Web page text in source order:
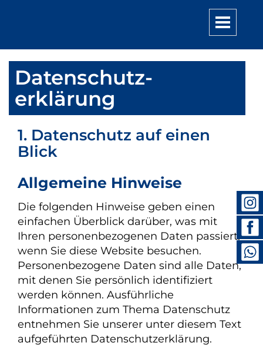
Toggle
Datenschutz­
erklärung
1. Datenschutz auf einen
Blick
Allgemeine Hinweise
Die folgenden Hinweise geben einen
einfachen Überblick darüber, was mit
Ihren personenbezogenen Daten passiert,
wenn Sie diese Website besuchen.
Personenbezogene Daten sind alle Daten,
mit denen Sie persönlich identifiziert
werden können. Ausführliche
Informationen zum Thema Datenschutz
entnehmen Sie unserer unter diesem Text
aufgeführten Datenschutzerklärung.